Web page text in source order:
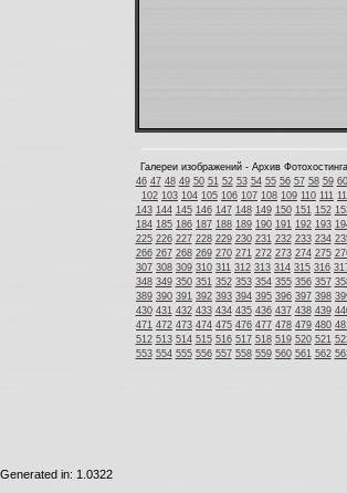
Галереи изображений - Архив Фотохостинга
46 47 48 49 50 51 52 53 54 55 56 57 58 59 60
102 103 104 105 106 107 108 109 110 111
143 144 145 146 147 148 149 150 151 152
184 185 186 187 188 189 190 191 192 193
225 226 227 228 229 230 231 232 233 234
266 267 268 269 270 271 272 273 274 275
307 308 309 310 311 312 313 314 315 316
348 349 350 351 352 353 354 355 356 357
389 390 391 392 393 394 395 396 397 398
430 431 432 433 434 435 436 437 438 439
471 472 473 474 475 476 477 478 479 480
512 513 514 515 516 517 518 519 520 521
553 554 555 556 557 558 559 560 561 562
Generated in: 1.0322